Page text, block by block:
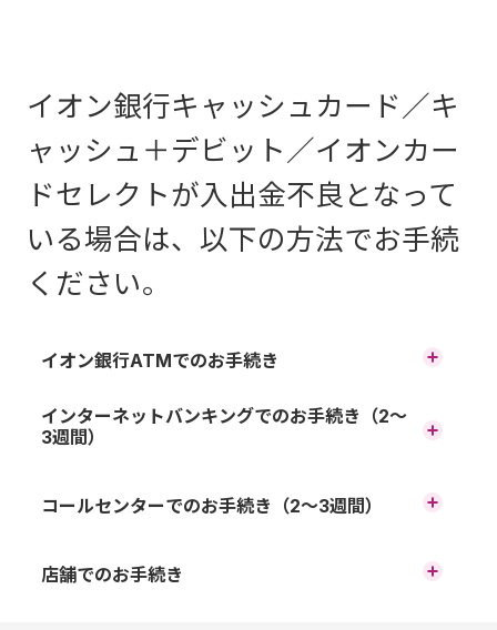
イオン銀行キャッシュカード／キ
ャッシュ＋デビット／イオンカー
ドセレクトが入出金不良となって
いる場合は、以下の方法でお手続
ください。
イオン銀行ATMでのお手続き
「イオンカードセレクト」または「イオン銀行キャッシュ
＋デビット」をご利用の方のみお手続きいただけます。
オンカード」ボタンから「イオ
ンカード磁気データ復元」ボタ
インターネットバンキングでのお手続き（2～
3週間）
お手続き方法
+デビット」をご利用の方のみお手続きいただけます。
コールセンターでのお手続き（2～3週間）
コールセンターにてキャッシュ
店舗でのお手続き